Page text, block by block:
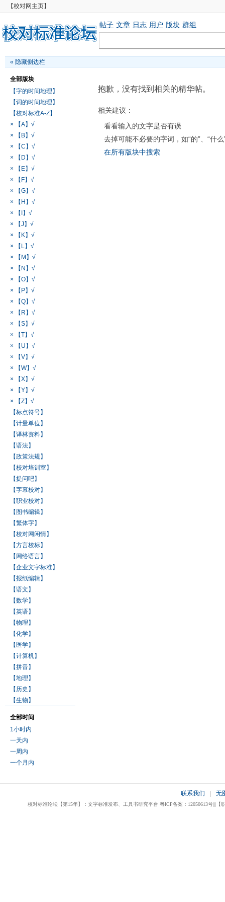
【校对网主页】
帖子 文章 日志 用户 版块 群组
« 隐藏侧边栏
全部版块
【字的时间地理】
【词的时间地理】
【校对标准A-Z】
× 【A】√
× 【B】√
× 【C】√
× 【D】√
× 【E】√
× 【F】√
× 【G】√
× 【H】√
× 【I】√
× 【J】√
× 【K】√
× 【L】√
× 【M】√
× 【N】√
× 【O】√
× 【P】√
× 【Q】√
× 【R】√
× 【S】√
× 【T】√
× 【U】√
× 【V】√
× 【W】√
× 【X】√
× 【Y】√
× 【Z】√
【标点符号】
【计量单位】
【译林资料】
【语法】
【政策法规】
【校对培训室】
【提问吧】
【字幕校对】
【职业校对】
【图书编辑】
【繁体字】
【校对网闲情】
【方言校标】
【网络语言】
【企业文字标准】
【报纸编辑】
【语文】
【数学】
【英语】
【物理】
【化学】
【医学】
【计算机】
【拼音】
【地理】
【历史】
【生物】
全部时间
1小时内
一天内
一周内
一个月内
抱歉，没有找到相关的精华帖。
相关建议：
看看输入的文字是否有误
去掉可能不必要的字词，如“的”、“什么
在所有版块中搜索
联系我们 无
校对标准论坛【第15年】：文字标准发布、工具书研究平台 粤ICP备案：12050613号|||【